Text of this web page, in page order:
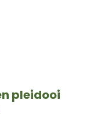
pleidooi